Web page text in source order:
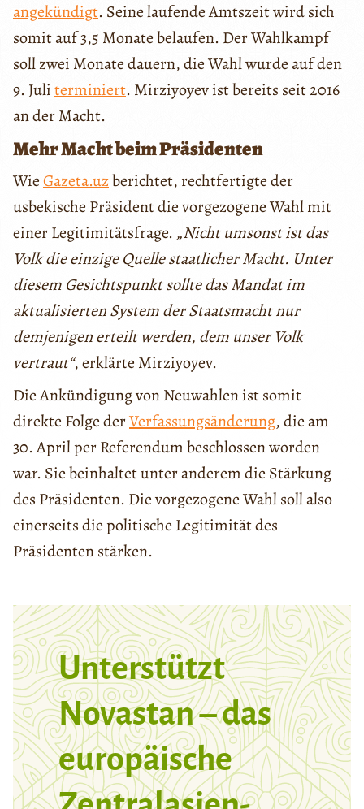
angekündigt. Seine laufende Amtszeit wird sich
somit auf 3,5 Monate belaufen. Der Wahlkampf
soll zwei Monate dauern, die Wahl wurde auf den
9. Juliterminiert. Mirziyoyev ist bereits seit 2016
an der Macht.
Mehr Macht beim Präsidenten
WieGazeta.uzberichtet, rechtfertigte der
usbekische Präsident die vorgezogene Wahl mit
einer Legitimitätsfrage. „Nicht umsonst ist das
Volk die einzige Quelle staatlicher Macht. Unter
diesem Gesichtspunkt sollte das Mandat im
aktualisierten System der Staatsmacht nur
demjenigen erteilt werden, dem unser Volk
vertraut“, erklärte Mirziyoyev.
Die Ankündigung von Neuwahlen ist somit
direkte Folge derVerfassungsänderung, die am
30. April per Referendum beschlossen worden
war. Sie beinhaltet unter anderem die Stärkung
des Präsidenten. Die vorgezogene Wahl soll also
einerseits die politische Legitimität des
Präsidenten stärken.
Unterstützt
Novastan – das
europäische